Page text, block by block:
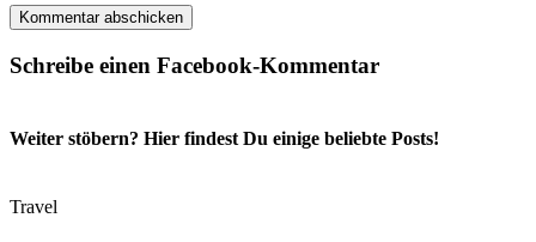
Schreibe einen Facebook-Kommentar
Weiter stöbern? Hier findest Du einige beliebte Posts!
Travel